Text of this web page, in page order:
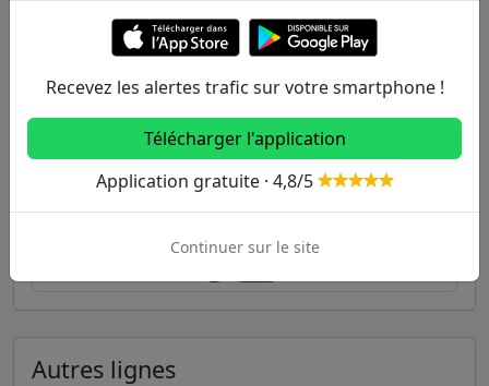
Voltaire 462m
Charonne - Philippe Auguste 71 76
Faidherbe Chaligny 8 46 86 549m
Hôpital Saint-Antoine (Nord) 86 557m
Autres lignes
Recevez les alertes trafic sur votre smartphone !
Télécharger l'application
Application gratuite · 4,8/5
Continuer sur le site